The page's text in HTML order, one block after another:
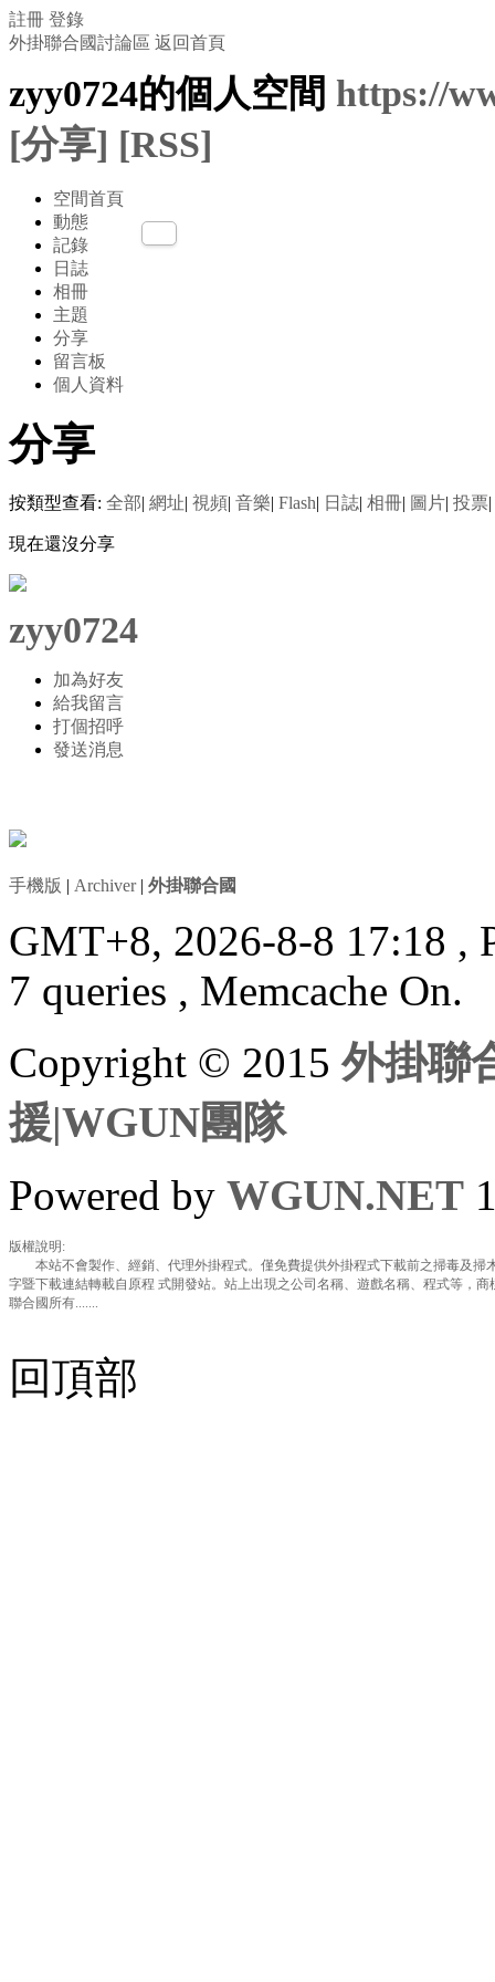
註冊 登錄
外掛聯合國討論區 返回首頁
zyy0724的個人空間 https://
[分享] [RSS]
空間首頁
動態
記錄
日誌
相冊
主題
分享
留言板
個人資料
分享
按類型查看: 全部| 網址| 視頻| 音樂| Flash| 日誌| 相冊| 圖片| 投票|
現在還沒分享
zyy0724
加為好友
給我留言
打個招呼
發送消息
手機版 | Archiver| 外掛聯合國
GMT+8, 2026-8-8 17:18 ,
7 queries , Memcache On.
Copyright © 2015外掛聯
援|WGUN團隊
Powered by WGUN.NET
版權說明:
本站不會製作、經銷、代理外掛程式。僅免費提供外掛程式下載前之掃毒及掃
字暨下載連結轉載自原程 式開發站。站上出現之公司名稱、遊戲名稱、程式等，
聯合國所有.......
回頂部